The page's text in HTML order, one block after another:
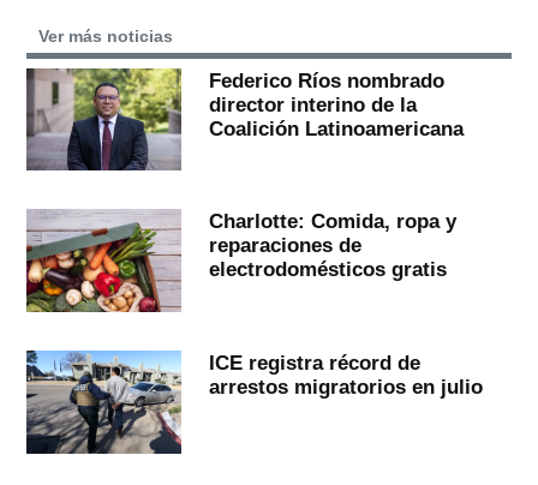
Ver más noticias
Federico Ríos nombrado
director interino de la
Coalición Latinoamericana
Charlotte: Comida, ropa y
reparaciones de
electrodomésticos gratis
ICE registra récord de
arrestos migratorios en julio